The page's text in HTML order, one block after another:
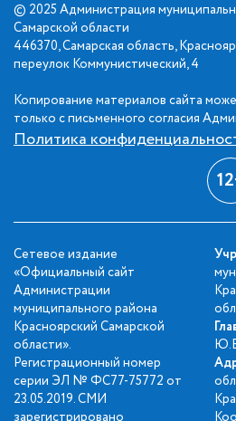
© 2025 Администрация
Самарской области
446370, Самарская область,
переулок Коммунистический, 4
Копирование материалов сайта
только с письменного согласия
Политика
Сетевое издание
«Официальный сайт
Администрации
муниципального района
Красноярский Самарской
области».
Регистрационный номер
серии ЭЛ № ФС77-75772 от
23.05.2019. СМИ
зарегистрировано